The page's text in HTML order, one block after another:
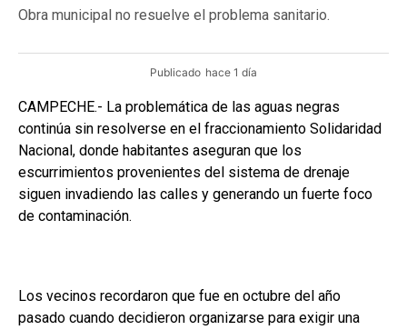
Obra municipal no resuelve el problema sanitario.
Publicado hace 1 día
CAMPECHE.- La problemática de las aguas negras
continúa sin resolverse en el fraccionamiento Solidaridad
Nacional, donde habitantes aseguran que los
escurrimientos provenientes del sistema de drenaje
siguen invadiendo las calles y generando un fuerte foco
de contaminación.
Los vecinos recordaron que fue en octubre del año
pasado cuando decidieron organizarse para exigir una